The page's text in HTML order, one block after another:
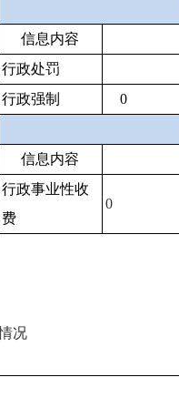
信息内容
行政处罚
行政强制
0
信息内容
行政事业性收
费
0
况